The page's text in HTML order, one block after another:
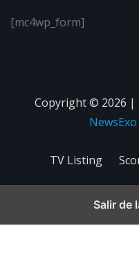
[mc4wp_form]
Copyright © 2026 |
NewsExo
TV Listing
Salir de